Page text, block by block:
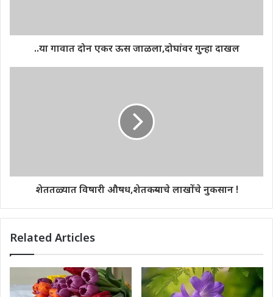
..या गावात दोन एकर ऊस जाळला,दोघांवर गुन्हा दाखल
शेततळ्यात विषारी औषध,शेतकऱ्याचे लाखोंचे नुकसान !
Related Articles